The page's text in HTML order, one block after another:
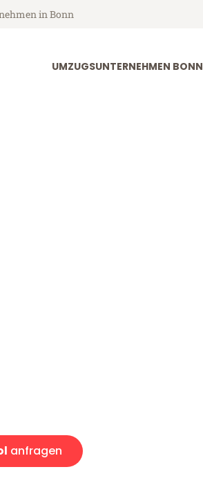
in Bonn
UMZUGSUNTERNEHMEN BONN
anfragen